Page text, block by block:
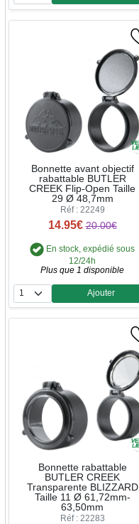
Bonnette avant objectif
rabattable BUTLER
CREEK Flip-Open Taille
29 Ø 48,7mm
Réf : 22249
14.95€ 20.00€
En stock, expédié sous
12/24h
Plus que 1 disponible
Quantité
Ajouter
Bonnette rabattable
BUTLER CREEK
Transparente BLIZZARD
Taille 11 Ø 61,72mm-
63,50mm
Réf : 22283